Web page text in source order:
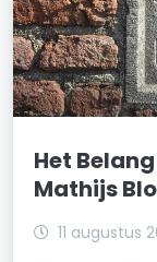
Het
Mathijs
11 augustus